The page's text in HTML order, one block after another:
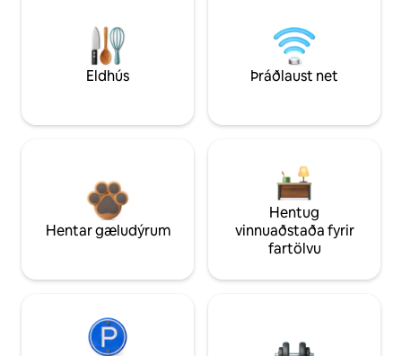
Eldhús Þráðlaust net
Hentar gæludýrum
Hentug
vinnuaðstaða fyrir
fartölvu